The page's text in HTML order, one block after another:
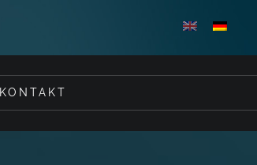
KONTAKT